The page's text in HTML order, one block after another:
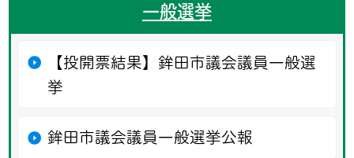
一般選挙
【投開票結果】鉾田市議会議員一般選
挙
鉾田市議会議員一般選挙公報